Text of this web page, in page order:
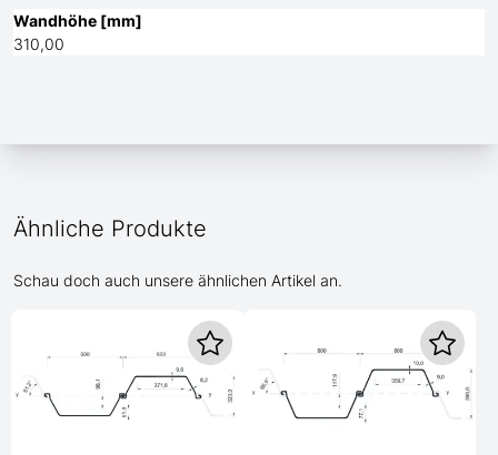
Wandhöhe [mm]
310,00
Ähnliche Produkte
Schau doch auch unsere ähnlichen Artikel an.